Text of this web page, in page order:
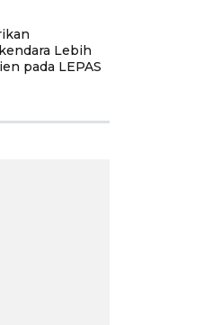
Lebih
pada LEPAS